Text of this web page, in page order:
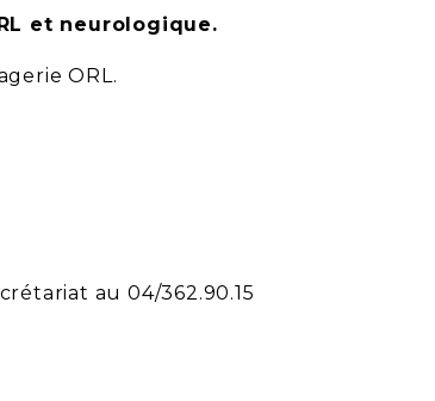
et neurologique.
ORL.
au 04/362.90.15